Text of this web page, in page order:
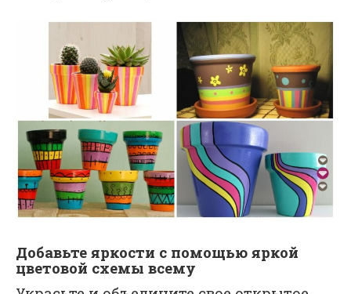
Добавьте яркости с помощью яркой
цветовой схемы всему